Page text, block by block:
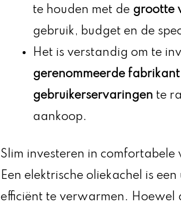
te houden met de grootte
gebruik, budget en de
Het is verstandig om te
gerenommeerde fabrikant
gebruikerservaringen te
aankoop.
Slim investeren in comfortabele
Een elektrische oliekachel is
efficiënt te verwarmen. Hoewel